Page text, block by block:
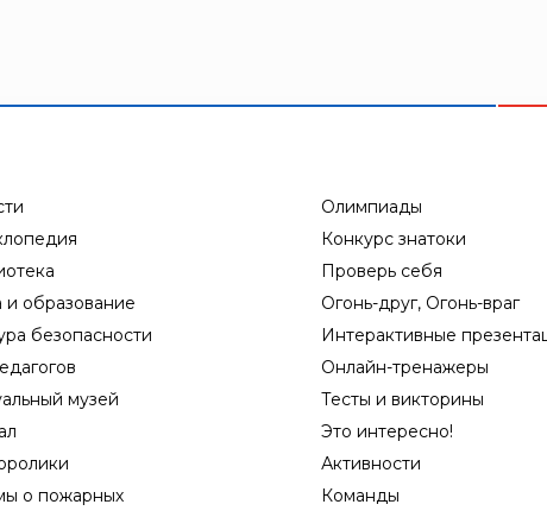
и образование
безопасности
музей
о пожарных
Олимпиады
Конкурс знатоки
Проверь себя
Огонь-друг, Огонь-враг
Интерактивные
Онлайн-тренажеры
Тесты и викторины
Это интересно!
Активности
Команды